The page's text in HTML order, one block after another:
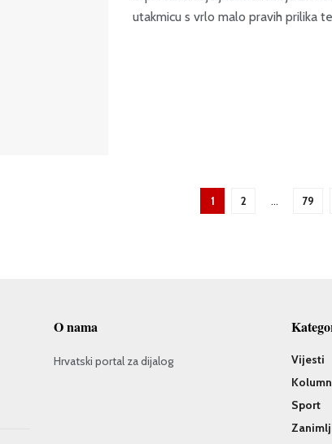
utakmicu s vrlo malo pravih prilika
1 2 … 79
O nama
Hrvatski portal za dijalog
Vijesti
Sport